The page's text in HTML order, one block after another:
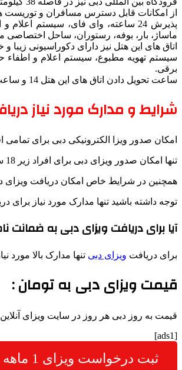
از امکانات قابل دسترس مسافران و توریست
پذیرش 24 ساعته، وای فای، سیستم
ماساژ، بار، بوفه، رستوران، ساحل
اتاق های این هتل نیز دارای دکوراسیونی
سیستم تهویه مطبوع، سیستم اعلام و اطفاء
برقی.
ساعت تحویل دادن اتاق های این هتل 14 و ساعت تخلیه هر کدام از این اتاق ها 12 ظهر می باشد.
شرایط و مدارک مورد نیاز
امکان صدور ویزا الکترونیکی دبی برای
تنها امکان صدور ویزای دبی برای افراد زیر 18 سال به تنهایی ممکن نمی باشد و مسافران زیر 18 سال حتما می بایستی با پدر یا مادر خود اقدام به دریافت ویزا نمایند .
همچنین در شرایط خاص امکان دریافت ویزای دبی برای افراد زیر 18 سال به تنهایی با نرخ بزرگسال وجود دارد ( برای
توجه داشته باشید تنها مدارک مورد نیاز برای
آیا برای دریافت ویزای دبی به ضمانت
برای دریافت ویزای دبی تنها مدارک بالا
قیمت ویزای دبی به تومان :
قیمت به روز دبی هر روز در سایت ویزای
[ads1]
ثبت درخواست ویزای 1 ماهه دوبی